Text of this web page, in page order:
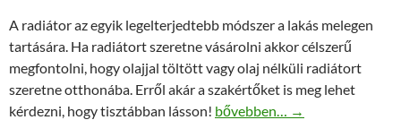
A radiátor az egyik legelterjedtebb módszer a lakás melegen
tartására. Ha radiátort szeretne vásárolni akkor célszerű
megfontolni, hogy olajjal töltött vagy olaj nélküli radiátort
szeretne otthonába. Erről akár a szakértőket is meg lehet
kérdezni, hogy tisztábban lásson! Hogyan működik az olajjal
bővebben… →